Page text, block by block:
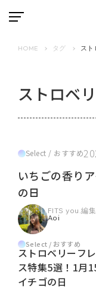
HOME タグ スト
ストロベ
Select / おすすめ
いちごの香り
の日
FITS you.編
Aoi
Select / おすすめ
ストロベリーフ
ス特集5選！1月
イチゴの日